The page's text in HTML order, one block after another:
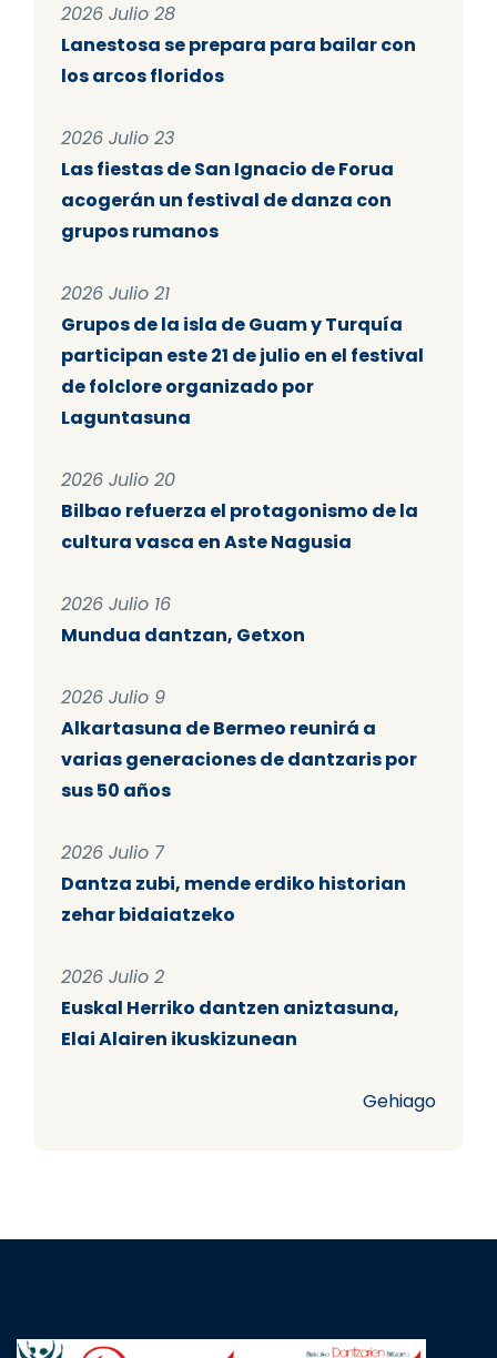
2026 Julio 28
Lanestosa se prepara para bailar con
los arcos floridos
2026 Julio 23
Las fiestas de San Ignacio de Forua
acogerán un festival de danza con
grupos rumanos
2026 Julio 21
Grupos de la isla de Guam y Turquía
participan este 21 de julio en el festival
de folclore organizado por
Laguntasuna
2026 Julio 20
Bilbao refuerza el protagonismo de la
cultura vasca en Aste Nagusia
2026 Julio 16
Mundua dantzan, Getxon
2026 Julio 9
Alkartasuna de Bermeo reunirá a
varias generaciones de dantzaris por
sus 50 años
2026 Julio 7
Dantza zubi, mende erdiko historian
zehar bidaiatzeko
2026 Julio 2
Euskal Herriko dantzen aniztasuna,
Elai Alairen ikuskizunean
Gehiago